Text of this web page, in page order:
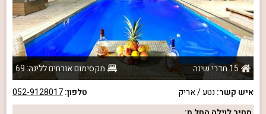
15 חדרי שינה
מקסימום אורחים ללינה: 69
איש קשר: נטע / אריק טלפון:052-9128017